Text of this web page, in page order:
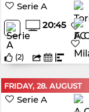
Serie A
20:45
(2)
FRIDAY, 28. AUGUST
Serie A